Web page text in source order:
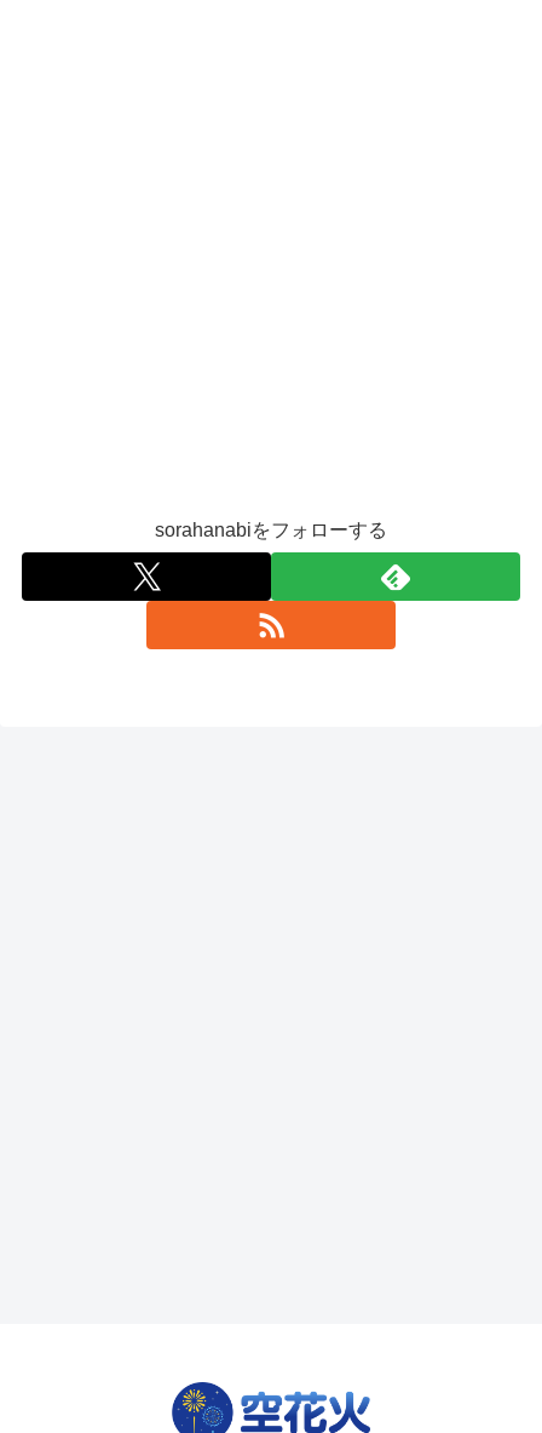
sorahanabiをフォローする